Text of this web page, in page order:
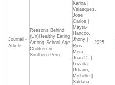
Journal -
Article
Reasons Behind
(Un)Healthy Eating
Among School-Age
Children in
Southern Peru
Karina |
Velasquez,
Jose
Carlos |
Mayta-
Hancco,
Jhony |
Rios-
Mera,
Juan D. |
Lozada-
Urbano,
Michelle |
Saldana,
2025